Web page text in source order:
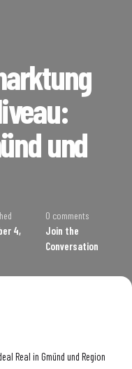
und
4,
0 comments
Join the
Conversation
Real in Gmünd und Region